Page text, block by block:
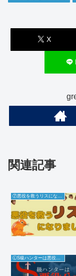
X
関連記事
ⓁS級ハンターは悪役公女になんてなりたくない